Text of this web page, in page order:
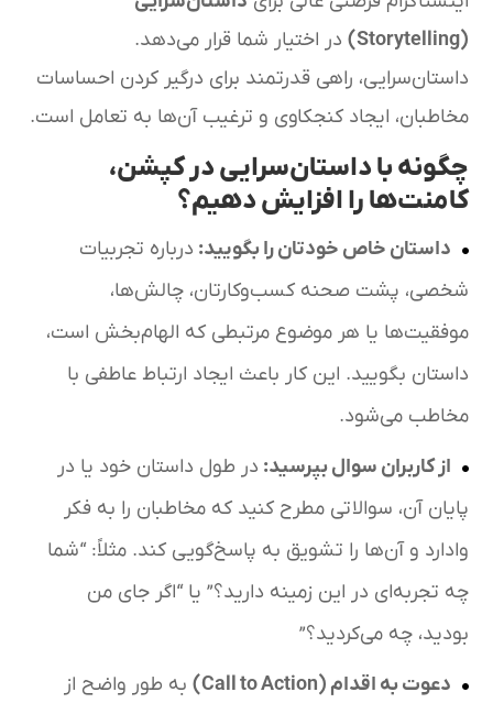
(Storytelling)
در اختیار شما قرار می‌دهد.
داستان‌سرایی، راهی قدرتمند برای درگیر کردن احساسات
مخاطبان، ایجاد کنجکاوی و ترغیب آن‌ها به تعامل است.
چگونه با داستان‌سرایی در کپشن،
کامنت‌ها را افزایش دهیم؟
داستان خاص خودتان را بگویید: درباره تجربیات
شخصی، پشت صحنه کسب‌وکارتان، چالش‌ها،
موفقیت‌ها یا هر موضوع مرتبطی که الهام‌بخش است،
داستان بگویید. این کار باعث ایجاد ارتباط عاطفی با
مخاطب می‌شود.
از کاربران سوال بپرسید: در طول داستان خود یا در
پایان آن، سوالاتی مطرح کنید که مخاطبان را به فکر
وادارد و آن‌ها را تشویق به پاسخ‌گویی کند. مثلاً: “شما
چه تجربه‌ای در این زمینه دارید؟” یا “اگر جای من
بودید، چه می‌کردید؟”
دعوت به اقدام (Call to Action)
به طور واضح از